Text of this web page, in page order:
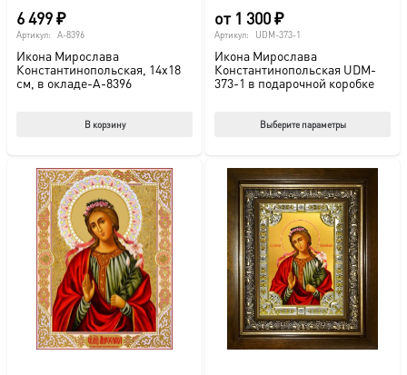
6 499₽
Артикул: A-8396
Икона Мирослава
Константинопольская, 14х18
см, в окладе-A-8396
В корзину
от 1 300₽
Артикул: UDM-373-1
Икона Мирослава
Константинопольская UDM-
373-1 в подарочной коробке
Выберите параметры